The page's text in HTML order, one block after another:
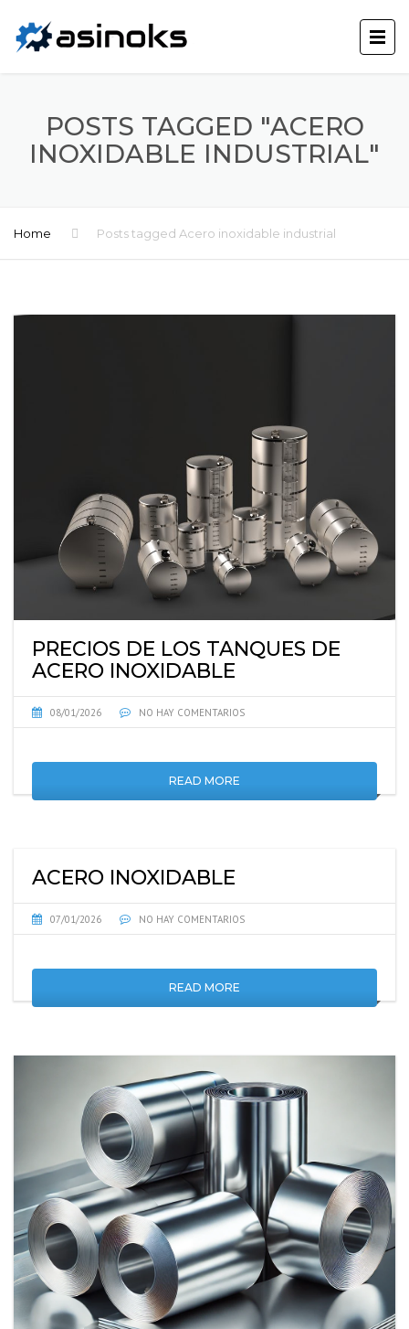
POSTS TAGGED "ACERO
INOXIDABLE INDUSTRIAL"
Home Posts tagged Acero inoxidable industrial
PRECIOS DE LOS TANQUES DE
ACERO INOXIDABLE
08/01/2026 NO HAY COMENTARIOS
READ MORE
ACERO INOXIDABLE
07/01/2026 NO HAY COMENTARIOS
READ MORE